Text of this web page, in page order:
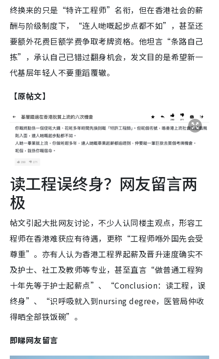
终换来的只是“特许工程师”名衔，但在香港社会的薪
酬与阶级制度下，“连人哋嘅起步点都不如”，甚至还
要额外花费巨额学费争取考牌资格。他坦言“条路自己
拣”，承认自己已错过翻身机会，发文目的是希望新一
代基层年轻人不要重蹈覆辙。
【原帖文】
读工程误终身？网友留言两
极
帖文引起大批网友讨论，不少人认同楼主观点，形容工
程师在香港难获应有待遇，更称“工程师喺外国先会受
尊重”。亦有人认为香港工程界起薪及晋升速度确实不
及护士、社工及教师等专业，甚至直言“做普通工程狗
十年先等于护士起薪点”、“Conclusion：读工程，误
终身”、“识呼吸就入到nursing degree，医管局仲收
得晒全部铁饭碗”。
即睇网友留言